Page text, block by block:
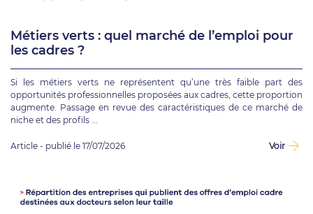
Métiers verts : quel marché de l’emploi pour
les cadres ?
Si les métiers verts ne représentent qu’une très faible part des
opportunités professionnelles proposées aux cadres, cette proportion
augmente. Passage en revue des caractéristiques de ce marché de
niche et des profils ...
Article - publié le 17/07/2026 Voir